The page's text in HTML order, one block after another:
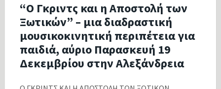
“Ο Γκριντς και η Αποστολή των
Ξωτικών” – μια διαδραστική
μουσικοκινητική περιπέτεια για
παιδιά, αύριο Παρασκευή 19
Δεκεμβρίου στην Αλεξάνδρεια